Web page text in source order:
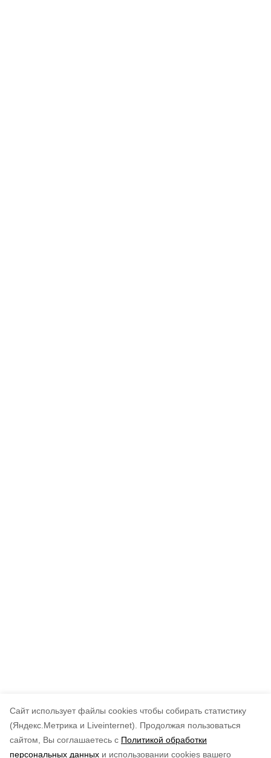
Cайт использует файлы cookies чтобы собирать статистику
(Яндекс.Метрика и Liveinternet).
Продолжая пользоваться
сайтом, Вы соглашаетесь с Политикой обработки
персональных данных и использовании cookies вашего